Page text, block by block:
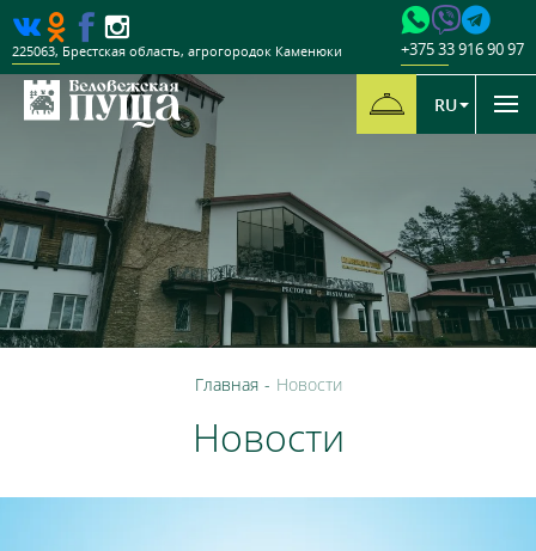
+375 33 916 90 97
225063, Брестская область, агрогородок Каменюки
RU
Главная - Новости
Новости